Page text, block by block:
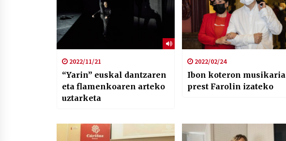
2022/11/21
“Yarin” euskal dantzaren
eta flamenkoaren arteko
uztarketa
2022/02/24
Ibon koteron musikaria
prest Farolin izateko